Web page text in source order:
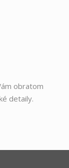
obratom
detaily.